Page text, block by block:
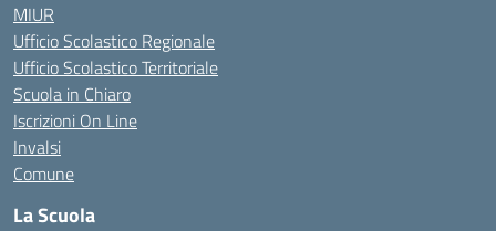
MIUR
Ufficio Scolastico Regionale
Ufficio Scolastico Territoriale
Scuola in Chiaro
Iscrizioni On Line
Invalsi
Comune
La Scuola